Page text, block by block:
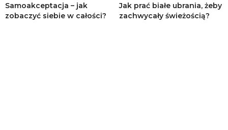
Samoakceptacja – jak
zobaczyć siebie w całości?
Jak prać białe ubrania, żeby
zachwycały świeżością?